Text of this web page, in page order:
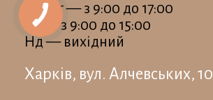
Пн-Пт — з 9:00 до 17:00
Сб — з 9:00 до 15:00
Нд — вихідний
Харків, вул. Алчевських, 10